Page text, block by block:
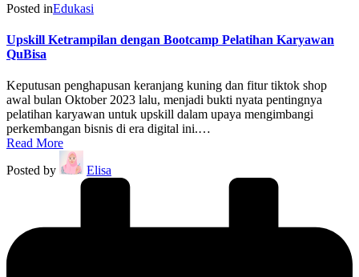
Posted inEdukasi
Upskill Ketrampilan dengan Bootcamp Pelatihan Karyawan
QuBisa
Keputusan penghapusan keranjang kuning dan fitur tiktok shop
awal bulan Oktober 2023 lalu, menjadi bukti nyata pentingnya
pelatihan karyawan untuk upskill dalam upaya mengimbangi
perkembangan bisnis di era digital ini.…
Read More
Posted by
Elisa